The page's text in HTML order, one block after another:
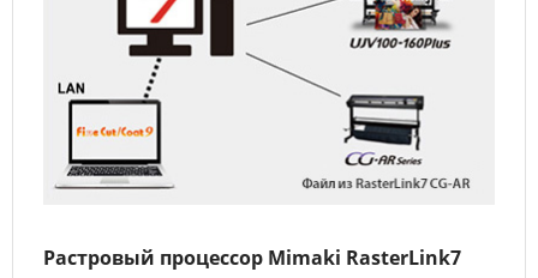
Растровый процессор Mimaki RasterLink7